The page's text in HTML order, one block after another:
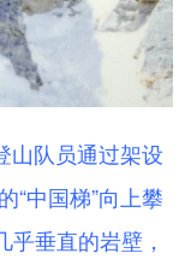
山队员通过架设
“中国梯”向上攀
垂直的岩壁，